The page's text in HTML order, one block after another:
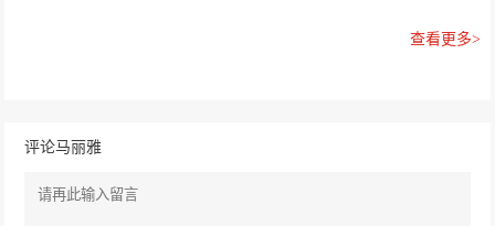
查看更多>
评论马丽雅